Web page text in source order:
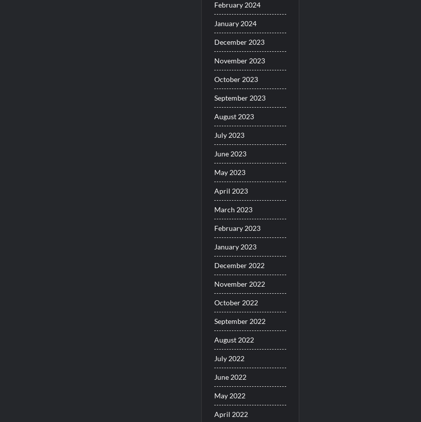
February 2024
January 2024
December 2023
November 2023
October 2023
September 2023
August 2023
July 2023
June 2023
May 2023
April 2023
March 2023
February 2023
January 2023
December 2022
November 2022
October 2022
September 2022
August 2022
July 2022
June 2022
May 2022
April 2022